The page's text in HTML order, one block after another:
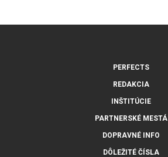
PERFECTS
REDAKCIA
INŠTITÚCIE
PARTNERSKÉ MESTÁ
DOPRAVNÉ INFO
DÔLEŽITÉ ČÍSLA